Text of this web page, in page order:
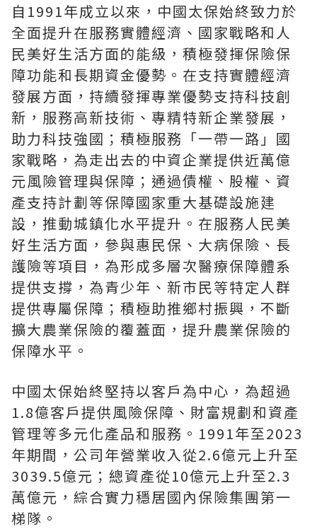
自1991年成立以來，中國太保始終致力於
全面提升在服務實體經濟、國家戰略和人
民美好生活方面的能級，積極發揮保險保
障功能和長期資金優勢。在支持實體經濟
發展方面，持續發揮專業優勢支持科技創
新，服務高新技術、專精特新企業發展，
助力科技強國；積極服務「一帶一路」國
家戰略，為走出去的中資企業提供近萬億
元風險管理與保障；通過債權、股權、資
產支持計劃等保障國家重大基礎設施建
設，推動城鎮化水平提升。在服務人民美
好生活方面，參與惠民保、大病保險、長
護險等項目，為形成多層次醫療保障體系
提供支撐，為青少年、新市民等特定人群
提供專屬保障；積極助推鄉村振興，不斷
擴大農業保險的覆蓋面，提升農業保險的
保障水平。
中國太保始終堅持以客戶為中心，為超過
1.8億客戶提供風險保障、財富規劃和資產
管理等多元化產品和服務。1991年至2023
年期間，公司年營業收入從2.6億元上升至
3039.5億元；總資產從10億元上升至2.3
萬億元，綜合實力穩居國內保險集團第一
梯隊。